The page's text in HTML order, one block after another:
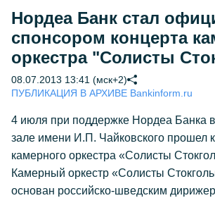
Нордеа Банк стал
спонсором концерта
оркестра "Солисты
08.07.2013 13:41 (мск+2)
ПУБЛИКАЦИЯ В АРХИВЕ Bankinform.ru
4 июля при поддержке Нордеа Банка
зале имени И.П. Чайковского прошел
камерного оркестра «Солисты
Камерный оркестр «Солисты
основан российско-шведским